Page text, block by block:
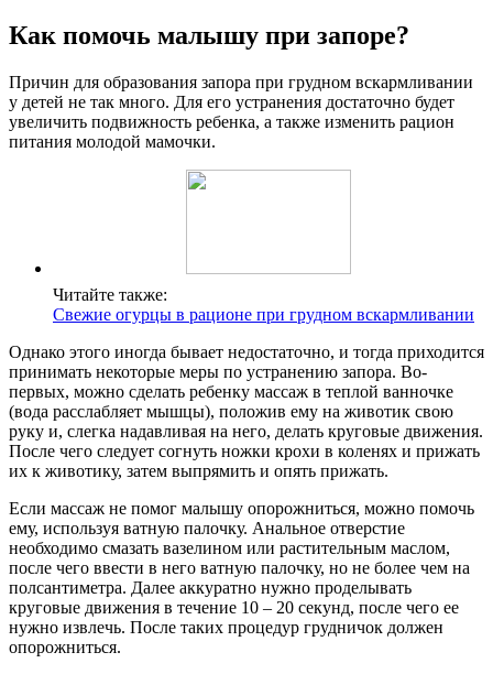
Как помочь малышу при запоре?
Причин для образования запора при грудном вскармливании
у детей не так много. Для его устранения достаточно будет
увеличить подвижность ребенка, а также изменить рацион
питания молодой мамочки.
Читайте также:
Свежие огурцы в рационе при грудном вскармливании
Однако этого иногда бывает недостаточно, и тогда приходится
принимать некоторые меры по устранению запора. Во-
первых, можно сделать ребенку массаж в теплой ванночке
(вода расслабляет мышцы), положив ему на животик свою
руку и, слегка надавливая на него, делать круговые движения.
После чего следует согнуть ножки крохи в коленях и прижать
их к животику, затем выпрямить и опять прижать.
Если массаж не помог малышу опорожниться, можно помочь
ему, используя ватную палочку. Анальное отверстие
необходимо смазать вазелином или растительным маслом,
после чего ввести в него ватную палочку, но не более чем на
полсантиметра. Далее аккуратно нужно проделывать
круговые движения в течение 10 – 20 секунд, после чего ее
нужно извлечь. После таких процедур грудничок должен
опорожниться.